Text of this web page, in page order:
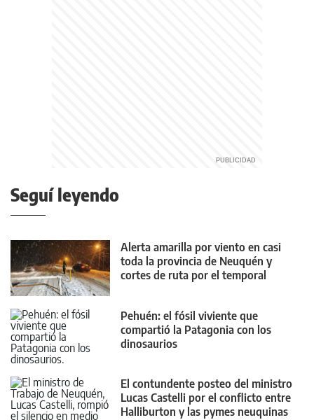
Seguí leyendo
Alerta amarilla por viento en casi
toda la provincia de Neuquén y
cortes de ruta por el temporal
Pehuén: el fósil viviente que
compartió la Patagonia con los
dinosaurios
El contundente posteo del ministro
Lucas Castelli por el conflicto entre
Halliburton y las pymes neuquinas